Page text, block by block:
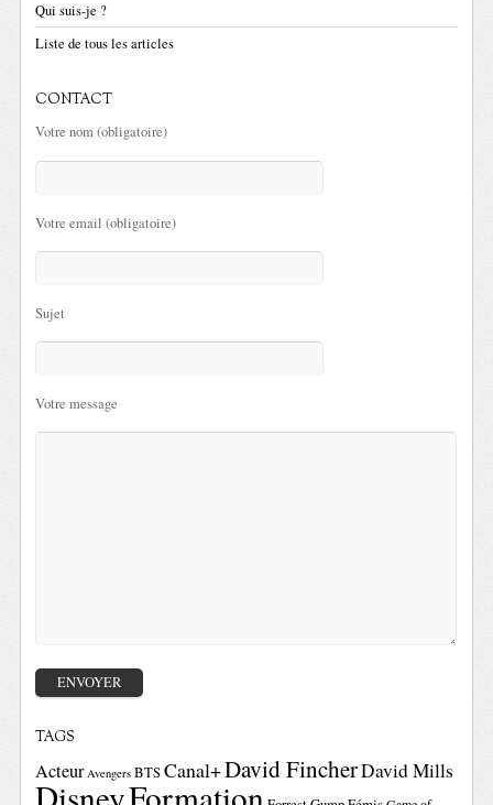
Qui suis-je ?
Liste de tous les articles
CONTACT
Votre nom (obligatoire)
Votre email (obligatoire)
Sujet
Votre message
TAGS
Acteur Avengers BTSCanal+David FincherDavid Mills